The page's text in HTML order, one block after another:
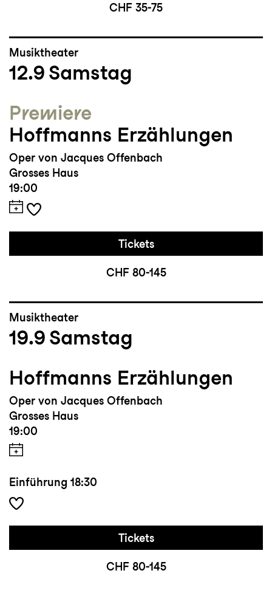
CHF 35-75
Musiktheater
12.9 Samstag
Premiere
Hoffmanns Erzählungen
Oper von Jacques Offenbach
Grosses Haus
19:00
Tickets
CHF 80-145
Musiktheater
19.9 Samstag
Hoffmanns Erzählungen
Oper von Jacques Offenbach
Grosses Haus
19:00
Einführung 18:30
Tickets
CHF 80-145